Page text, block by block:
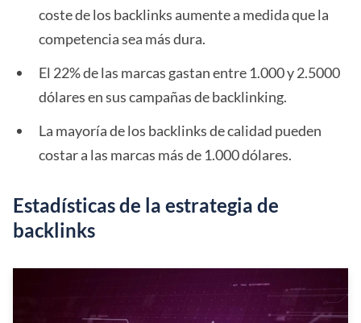
coste de los backlinks aumente a medida que la
competencia sea más dura.
El 22% de las marcas gastan entre 1.000 y 2.5000
dólares en sus campañas de backlinking.
La mayoría de los backlinks de calidad pueden
costar a las marcas más de 1.000 dólares.
Estadísticas de la estrategia de
backlinks